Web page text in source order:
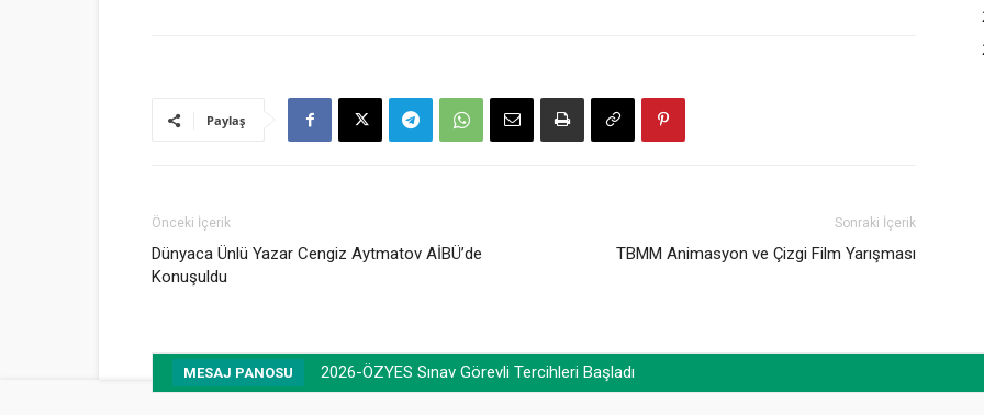
Paylaş
Önceki İçerik
Dünyaca Ünlü Yazar Cengiz Aytmatov AİBÜ’de
Konuşuldu
Sonraki İçerik
TBMM Animasyon ve Çizgi Film Yarışması
MESAJ PANOSU 2026-ÖZYES Sınav Görevli Tercihleri Başladı